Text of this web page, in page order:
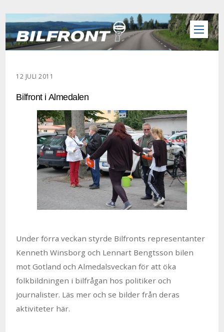
12 JULI 2011
Bilfront i Almedalen
Under förra veckan styrde Bilfronts representanter
Kenneth Winsborg och Lennart Bengtsson bilen
mot Gotland och Almedalsveckan för att öka
folkbildningen i bilfrågan hos politiker och
journalister. Läs mer och se bilder från deras
aktiviteter här.